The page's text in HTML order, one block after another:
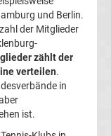
und Berlin.
der Mitglieder
zählt der
verteilen.
in
ist.